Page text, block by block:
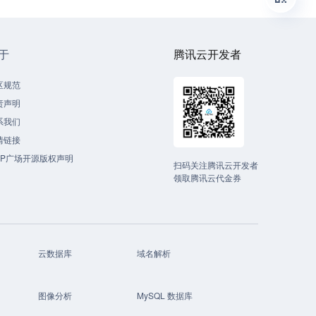
规范
声明
我们
链接
广场开源版权声明
腾讯云开发者
扫码关注腾讯云开发者
领取腾讯云代金券
云数据库 域名解析
图像分析 MySQL 数据库